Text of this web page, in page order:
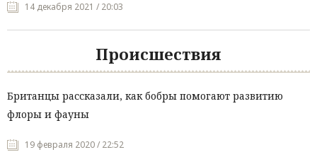
14 декабря 2021 / 20:03
Происшествия
Британцы рассказали, как бобры помогают развитию
флоры и фауны
19 февраля 2020 / 22:52